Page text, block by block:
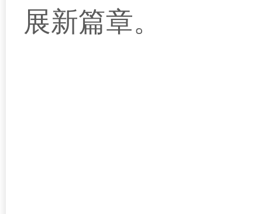
展新篇章。